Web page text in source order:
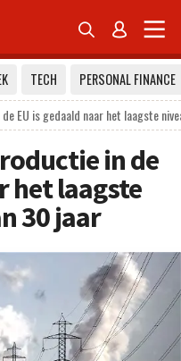
 
TECH
PERSONAL FINANCE
EU is gedaald naar het laagste
in de
het laagste
30 jaar